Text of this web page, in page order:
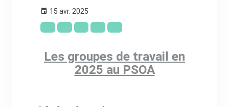
15 avr. 2025
Les groupes de travail en
2025 au PSOA